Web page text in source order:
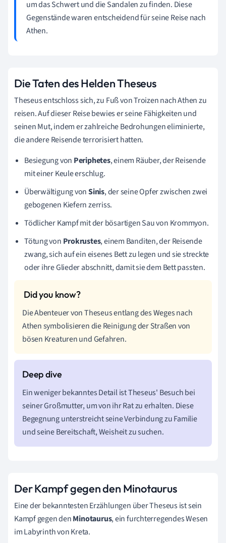
um das Schwert und die Sandalen zu finden. Diese
Gegenstände waren entscheidend für seine Reise nach
Athen.
Die Taten des Helden Theseus
Theseus entschloss sich, zu Fuß von Troizen nach Athen zu
reisen. Auf dieser Reise bewies er seine Fähigkeiten und
seinen Mut, indem er zahlreiche Bedrohungen eliminierte,
die andere Reisende terrorisiert hatten.
Besiegung von Periphetes, einem Räuber, der Reisende
mit einer Keule erschlug.
Überwältigung vonSinis, der seine Opfer zwischen zwei
gebogenen Kiefern zerriss.
Tödlicher Kampf mit der bösartigen Sau von Krommyon.
Tötung von Prokrustes, einem Banditen, der Reisende
zwang, sich auf ein eisenes Bett zu legen und sie streckte
oder ihre Glieder abschnitt, damit sie dem Bett passten.
Die Abenteuer von Theseus entlang des Weges nach
Athen symbolisieren die Reinigung der Straßen von
bösen Kreaturen und Gefahren.
Ein weniger bekanntes Detail ist Theseus' Besuch bei
seiner Großmutter, um von ihr Rat zu erhalten. Diese
Begegnung unterstreicht seine Verbindung zu Familie
und seine Bereitschaft, Weisheit zu suchen.
Der Kampf gegen den Minotaurus
Eine der bekanntesten Erzählungen über Theseus ist sein
Kampf gegen denMinotaurus, ein furchterregendes Wesen
im Labyrinth von Kreta.